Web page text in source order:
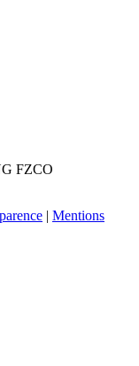
FZCO
| Mentions